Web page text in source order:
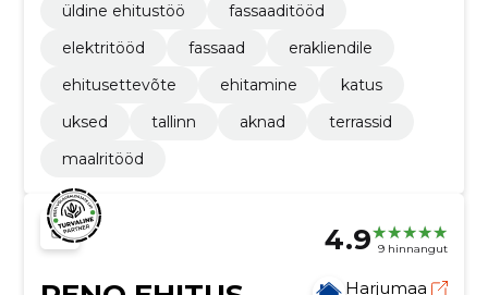
üldine ehitustöö
fassaaditööd
elektritööd
fassaad
erakliendile
ehitusettevõte
ehitamine
katus
uksed
tallinn aknad
terrassid
maalritööd
4.9 9 hinnangut
Harjumaa